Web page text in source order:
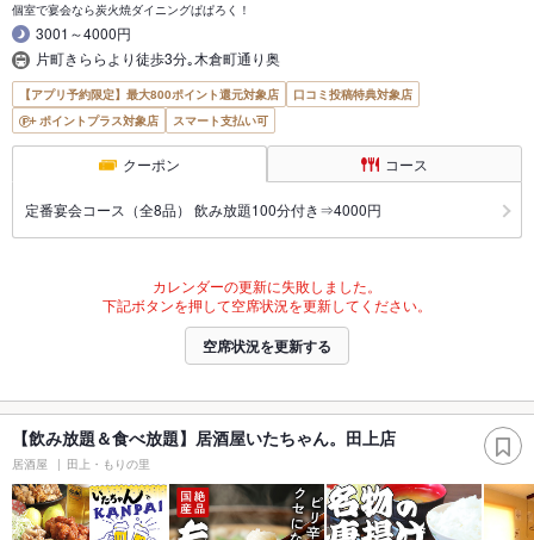
個室で宴会なら炭火焼ダイニングぱぱろく！
3001～4000円
片町きららより徒歩3分｡木倉町通り奥
【アプリ予約限定】最大800ポイント還元対象店
口コミ投稿特典対象店
ポイントプラス対象店
スマート支払い可
クーポン コース
定番宴会コース（全8品） 飲み放題100分付き⇒4000円
カレンダーの更新に失敗しました。
下記ボタンを押して空席状況を更新してください。
空席状況を更新する
【飲み放題＆食べ放題】居酒屋いたちゃん。田上店
居酒屋 田上・もりの里